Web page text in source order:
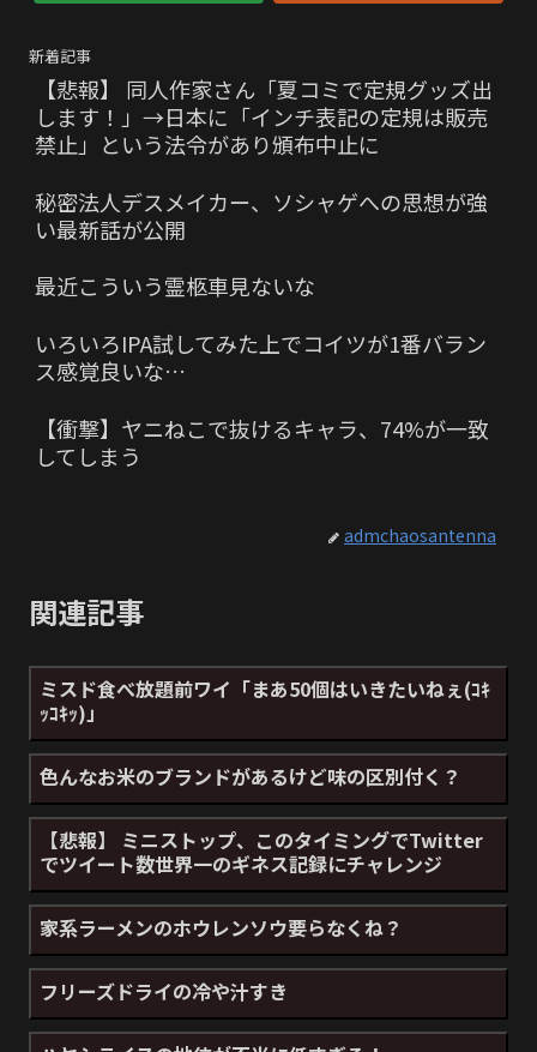
新着記事
【悲報】 同人作家さん「夏コミで定規グッズ出
します！」→日本に「インチ表記の定規は販売
禁止」という法令があり頒布中止に
秘密法人デスメイカー、ソシャゲへの思想が強
い最新話が公開
最近こういう霊柩車見ないな
いろいろIPA試してみた上でコイツが1番バラン
ス感覚良いな…
【衝撃】ヤニねこで抜けるキャラ、74%が一致
してしまう
admchaosantenna
関連記事
ミスド食べ放題前ワイ「まあ50個はいきたいねぇ(ｺｷ
ｯｺｷｯ)」
色んなお米のブランドがあるけど味の区別付く？
【悲報】 ミニストップ、このタイミングでTwitter
でツイート数世界一のギネス記録にチャレンジ
家系ラーメンのホウレンソウ要らなくね？
フリーズドライの冷や汁すき